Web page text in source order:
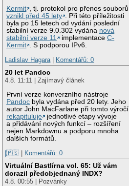
Kermit
, tj. protokol pro přenos souborů,
vznikl před 45 lety
. Při této příležitosti
byla po 15 letech od vydání poslední
stabilní verze 9.0.302 vydána nová
stabilní verze 11
implementaceC-
Kermit
. S podporou IPv6.
Ladislav Hagara | Komentářů: 0
20 let Pandoc
4.8. 11:11 | Zajímavý článek
První verze konverzního nástroje
Pandoc byla vydána před 20 lety. Jeho
autor John MacFarlane při tomto výročí
rekapituluje
jednotlivé etapy vývoje
a přidávání nových funkcí – rozšíření
nejen Markdownu a podporu mnoha
dalších formátů.
|🇵🇸 | Komentářů: 0
Virtuální Bastlírna vol. 65: Už vám
dorazil předobjednaný INDX?
4.8. 00:55 | Pozvánky